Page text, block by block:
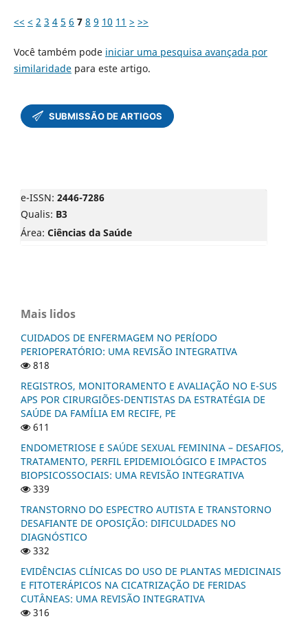
<< < 2 3 4 5 6 7 8 9 10 11 > >>
Você também pode iniciar uma pesquisa avançada por
similaridadepara este artigo.
e-ISSN: 2446-7286
Qualis: B3
Área: Ciências da Saúde
Mais lidos
CUIDADOS DE ENFERMAGEM NO PERÍODO
PERIOPERATÓRIO: UMA REVISÃO INTEGRATIVA
818
REGISTROS, MONITORAMENTO E AVALIAÇÃO NO E-SUS
APS POR CIRURGIÕES-DENTISTAS DA ESTRATÉGIA DE
SAÚDE DA FAMÍLIA EM RECIFE, PE
611
ENDOMETRIOSE E SAÚDE SEXUAL FEMININA – DESAFIOS,
TRATAMENTO, PERFIL EPIDEMIOLÓGICO E IMPACTOS
BIOPSICOSSOCIAIS: UMA REVISÃO INTEGRATIVA
339
TRANSTORNO DO ESPECTRO AUTISTA E TRANSTORNO
DESAFIANTE DE OPOSIÇÃO: DIFICULDADES NO
DIAGNÓSTICO
332
EVIDÊNCIAS CLÍNICAS DO USO DE PLANTAS MEDICINAIS
E FITOTERÁPICOS NA CICATRIZAÇÃO DE FERIDAS
CUTÂNEAS: UMA REVISÃO INTEGRATIVA
316